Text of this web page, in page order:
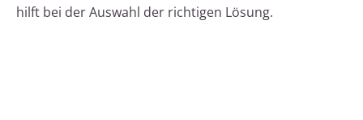
hilft bei der Auswahl der richtigen Lösung.